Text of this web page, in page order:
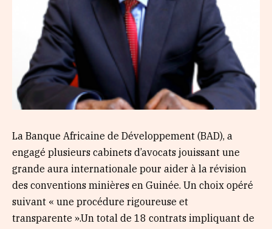
La Banque Africaine de Développement (BAD), a
engagé plusieurs cabinets d’avocats jouissant une
grande aura internationale pour aider à la révision
des conventions minières en Guinée. Un choix opéré
suivant « une procédure rigoureuse et
transparente ».Un total de 18 contrats impliquant de